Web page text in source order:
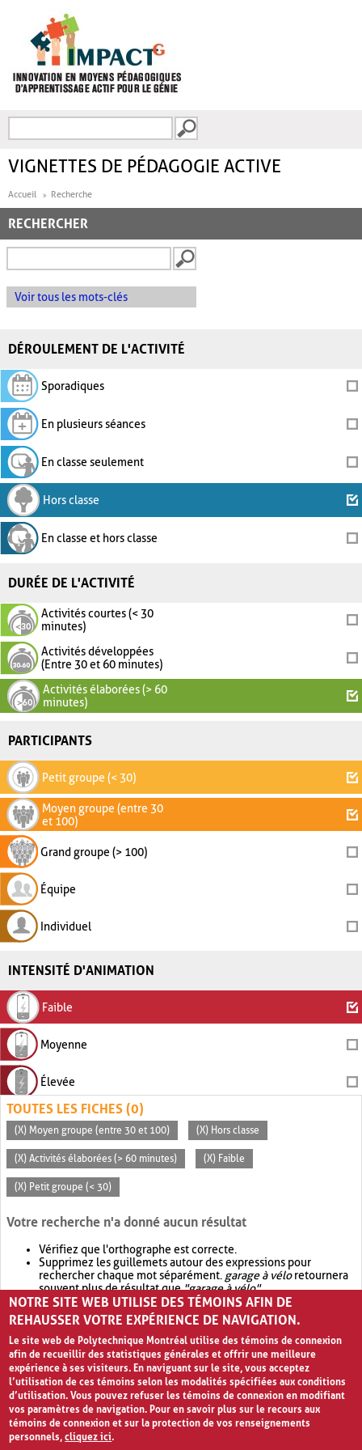
FORMULAIRE DE
VIGNETTES DE PÉDAGOGIE ACTIVE
Accueil Recherche
RECHERCHER
Voir tous les mots-clés
DÉROULEMENT DE L'ACTIVITÉ
Sporadiques
En plusieurs séances
En classe seulement
Hors classe
En classe et hors classe
DURÉE DE L'ACTIVITÉ
Activités courtes (< 30
minutes)
Activités développées
(Entre 30 et 60 minutes)
Activités élaborées (> 60
minutes)
PARTICIPANTS
Petit groupe (< 30)
Moyen groupe (entre 30
et 100)
Grand groupe (> 100)
Équipe
Individuel
INTENSITÉ D'ANIMATION
Faible
Moyenne
Élevée
TOUTES LES FICHES (0)
(X) Moyen groupe (entre 30 et 100) (X) Hors classe
(X) Activités élaborées (> 60 minutes) (X) Faible
(X) Petit groupe (< 30)
Votre recherche n'a donné aucun résultat
Vérifiez que l'orthographe est correcte.
Supprimez les guillemets autour des expressions pour
rechercher chaque mot séparément. garage à véloretournera
souvent plus de résultat que"garage à vélo".
Envisagez d'élargir votre recherche avec OR.garage OR vélo
retournera souvent plus de résultat quegarage à vélo
NOTRE SITE WEB UTILISE DES TÉMOINS AFIN DE
REHAUSSER VOTRE EXPÉRIENCE DE NAVIGATION.
Le site web de Polytechnique Montréal utilise des témoins de connexion
afin de recueillir des statistiques générales et offrir une meilleure
expérience à ses visiteurs. En naviguant sur le site, vous acceptez
l’utilisation de ces témoins selon les modalités spécifiées aux conditions
d’utilisation. Vous pouvez refuser les témoins de connexion en modifiant
vos paramètres de navigation. Pour en savoir plus sur le recours aux
témoins de connexion et sur la protection de vos renseignements
personnels,cliquez ici.